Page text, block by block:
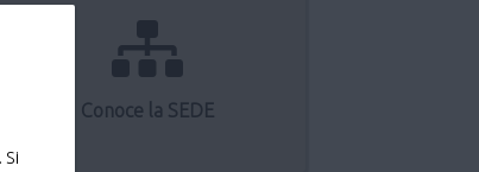
Conoce la SEDE